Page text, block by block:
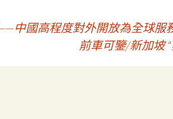
中國高程度對外開放為全球服
前車可鑒/新加坡